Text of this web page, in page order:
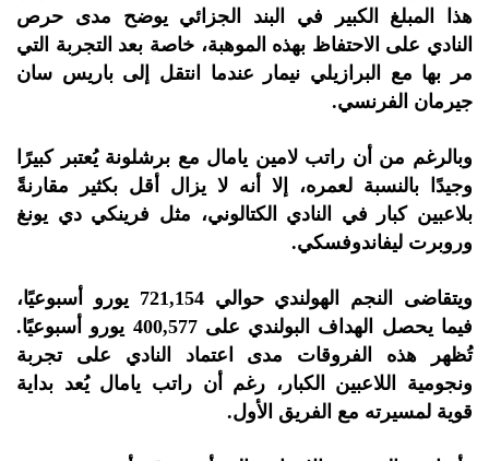
هذا المبلغ الكبير في البند الجزائي يوضح مدى حرص
النادي على الاحتفاظ بهذه الموهبة، خاصة بعد التجربة التي
مر بها مع البرازيلي نيمار عندما انتقل إلى باريس سان
جيرمان الفرنسي.
وبالرغم من أن راتب لامين يامال مع برشلونة يُعتبر كبيرًا
وجيدًا بالنسبة لعمره، إلا أنه لا يزال أقل بكثير مقارنةً
بلاعبين كبار في النادي الكتالوني، مثل فرينكي دي يونغ
وروبرت ليفاندوفسكي.
ويتقاضى النجم الهولندي حوالي 721,154 يورو أسبوعيًا،
فيما يحصل الهداف البولندي على 400,577 يورو أسبوعيًا.
تُظهر هذه الفروقات مدى اعتماد النادي على تجربة
ونجومية اللاعبين الكبار، رغم أن راتب يامال يُعد بداية
قوية لمسيرته مع الفريق الأول.